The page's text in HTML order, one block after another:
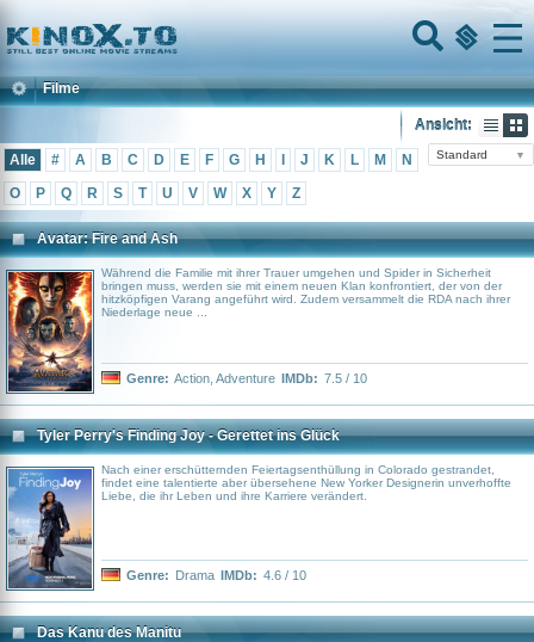
Home
Menu
Filme
Ansicht:
Alle # A B C D E F G H J K L M
N
O
P Q R S T U V W X Y Z
Standard ▼
Avatar: Fire and Ash
Während die Familie mit ihrer Trauer umgehen und Spider in Sicherheit
bringen muss, werden sie mit einem neuen Klan konfrontiert, der von der
hitzköpfigen Varang angeführt wird. Zudem versammelt die RDA nach ihrer
Niederlage neue ...
Genre: Action Adventure IMDb: 7.5 / 10
Tyler Perry's Finding Joy - Gerettet ins Glück
Nach einer erschütternden Feiertagsenthüllung in Colorado gestrandet,
findet eine talentierte aber übersehene New Yorker Designerin unverhoffte
Liebe, die ihr Leben und ihre Karriere verändert.
Genre: Drama IMDb: 4.6 / 10
Das Kanu des Manitu